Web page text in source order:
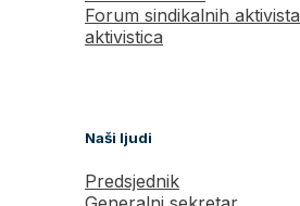
Forum sindikalnih
aktivistica
Naši ljudi
Predsjednik